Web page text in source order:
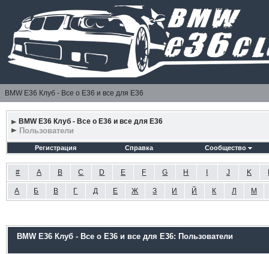
BMW E36 Клуб - Все о Е36 и все для Е36
BMW E36 Клуб - Все о Е36 и все для Е36
Пользователи
Регистрация Справка Сообщество
# A B C D E F G H J K
А Б В Г Д Е Ж З И Й К Л М
BMW E36 Клуб - Все о Е36 и все для Е36: Пользователи